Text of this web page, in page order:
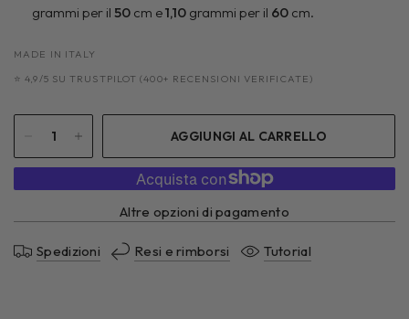
grammi per il50 cm e1,10 grammi per il 60 cm.
MADE IN ITALY
⭐ 4,9/5 SU TRUSTPILOT (400+ RECENSIONI VERIFICATE)
AGGIUNGI AL CARRELLO
Altre opzioni di pagamento
Spedizioni Resi e rimborsi Tutorial